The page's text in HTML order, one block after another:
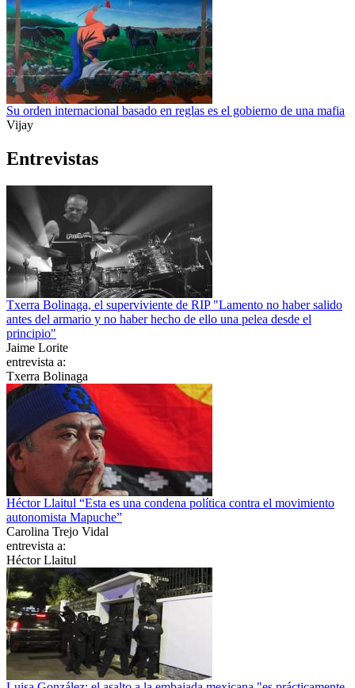
Su orden internacional basado en reglas es el gobierno de una mafia
Vijay
Entrevistas
Txerra Bolinaga, el superviviente de RIP "Lamento no haber salido
antes del armario y no haber hecho de ello una pelea desde el
principio"
Jaime Lorite
entrevista a:
Txerra Bolinaga
Héctor Llaitul “Esta es una condena política contra el movimiento
autonomista Mapuche”
Carolina Trejo Vidal
entrevista a:
Héctor Llaitul